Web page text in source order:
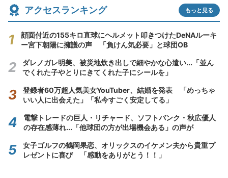
アクセスランキング もっと見る
顔面付近の155キロ直球にヘルメット叩きつけたDeNAルーキ
ー宮下朝陽に擁護の声 「負けん気必要」と球団OB
ダレノガレ明美、被災地炊き出しで細やかな心遣い...「並ん
でくれた子やとりにきてくれた子にシールを」
登録者60万超人気美女YouTuber、結婚を発表 「めっちゃ
いい人に出会えた」「私今すごく安定してる」
電撃トレードの巨人・リチャード、ソフトバンク・秋広優人
の存在感薄れ...「他球団の方が出場機会ある」の声が
女子ゴルフの鶴岡果恋、オリックスのイケメン夫から貴重プ
レゼントに喜び 「感動をありがとう！！」